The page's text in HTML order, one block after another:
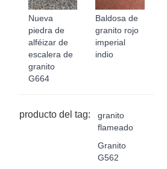
Nueva
piedra de
alféizar de
escalera de
granito
G664
Baldosa de
granito rojo
imperial
indio
producto del tag:
granito
flameado
Granito
G562